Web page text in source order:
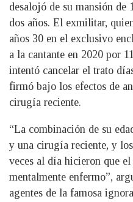
desalojó de su mansión de
dos años. El exmilitar,
años 30 en el exclusivo
a la cantante en 2020 por
intentó cancelar el trato
firmó bajo los efectos de
cirugía reciente.
“La combinación de su
y una cirugía reciente, y
veces al día hicieron que
mentalmente enfermo”,
agentes de la famosa